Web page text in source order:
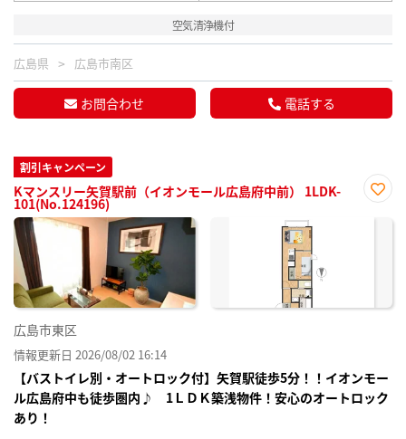
空気清浄機付
広島県 広島市南区
お問合わせ 電話する
割引キャンペーン
Kマンスリー矢賀駅前（イオンモール広島府中前） 1LDK-
101(No.124196)
に入
広島市東区
情報更新日 2026/08/02 16:14
【バストイレ別・オートロック付】矢賀駅徒歩5分！！イオンモー
ル広島府中も徒歩圏内♪ 1ＬＤＫ築浅物件！安心のオートロック
あり！